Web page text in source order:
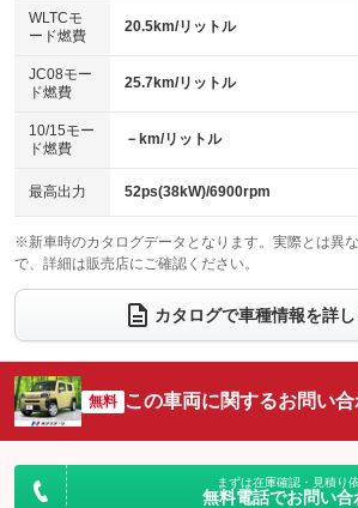
センターデフロック
：装備なし
電動格納ミラー
：装備あり
エアロ
：装備なし
：装備なし
パワーシート
ベンチシート
：装備なし
チップアップシート
：装備なし
：装備なし ：装備
ウォークスルー
：装備なし
電動リアゲート フロン
：装備
：装備なし ：装備
サイドカメラ
：装備なし ルーフ
：装備
：装備なし
：装備
WLTCモ
ード燃費
20.5km/リットル
JC08モー
ド燃費
25.7km/リットル
10/15モー
ド燃費
－km/リットル
最高出力 52ps(38kW)/6900rpm
※新車時のカタログデータとなります。実際とは異
で、詳細は販売店にご確認ください。
カタログで車種情報を詳
無料 この車両に関するお問い
まずは在庫確認・見積り
無料電話でお問い合